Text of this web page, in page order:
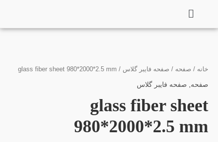
محتوا
خانه / صفحه / صفحه فایبر گلاس / glass fiber sheet 980*2000*2.5 mm
صفحه صفحه فایبر گلاس
glass fiber sheet
980*2000*2.5 mm